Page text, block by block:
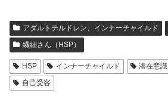
アダルトチルドレン、インナーチャイルド
繊細さん（HSP）
HSP インナーチャイルド 潜在意識
自己受容